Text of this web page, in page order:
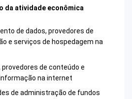
da atividade econômica
de dados, provedores de
e serviços de hospedagem na
de conteúdo e
na internet
de administração de fundos